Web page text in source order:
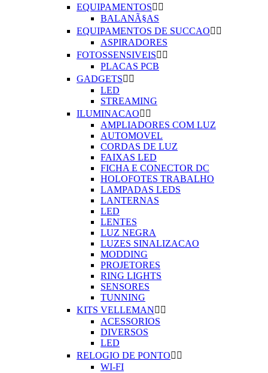
EQUIPAMENTOS 
BALANÃ§AS
EQUIPAMENTOS DE SUCCAO 
ASPIRADORES
FOTOSSENSIVEIS 
PLACAS PCB
GADGETS 
LED
STREAMING
ILUMINACAO 
AMPLIADORES COM LUZ
AUTOMOVEL
CORDAS DE LUZ
FAIXAS LED
FICHA E CONECTOR DC
HOLOFOTES TRABALHO
LAMPADAS LEDS
LANTERNAS
LED
LENTES
LUZ NEGRA
LUZES SINALIZACAO
MODDING
PROJETORES
RING LIGHTS
SENSORES
TUNNING
KITS VELLEMAN 
ACESSORIOS
DIVERSOS
LED
RELOGIO DE PONTO 
WI-FI